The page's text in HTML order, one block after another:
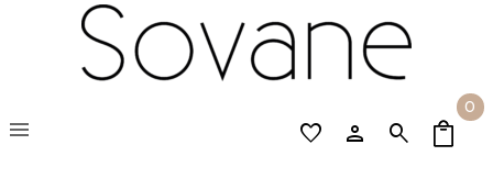
favorite person search
0
menu